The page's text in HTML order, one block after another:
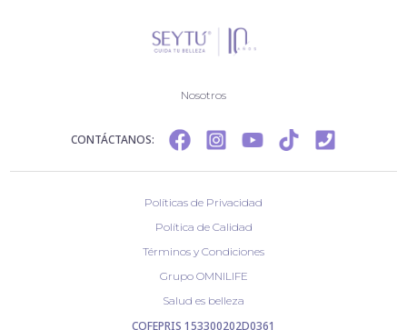
Nosotros
CONTÁCTANOS:
Políticas de Privacidad
Política de Calidad
Términos y Condiciones
Grupo OMNILIFE
Salud es belleza
COFEPRIS 153300202D0361